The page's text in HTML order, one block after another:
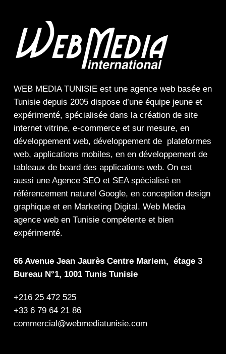
WEB MEDIA TUNISIEest une agence webbasée en
Tunisie depuis 2005 dispose d’une équipe jeune et
expérimenté, spécialisée dans la création de site
internet vitrine, e-commerceet sur mesure, en
développement web, développement de plateformes
web, applications mobiles, en en développement de
tableaux de board des applications web. On est
aussi une Agence SEOet SEAspécialisé en
référencement naturel Google, en conception design
graphiqueet en Marketing Digital . Web Media
agence web en Tunisie compétente et bien
expérimenté.
66 Avenue Jean Jaurès Centre Mariem, étage 3
Bureau N°1, 1001 Tunis Tunisie
+216 25 472 525
+33 6 79 64 21 86
commercial@webmediatunisie.com